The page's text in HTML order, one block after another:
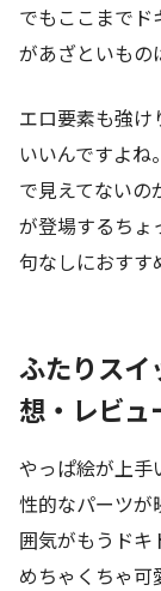
でもここまで
があざといもの
エロ要素も強け
いいんですよね
で見えてない
が登場するちょ
句なしにおすす
ふたりスイ
想・レビュ
やっぱ絵が上手
性的なパーツが
囲気がもうド
めちゃくちゃ可